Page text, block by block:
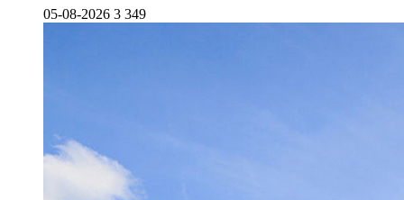
05-08-2026 3 349